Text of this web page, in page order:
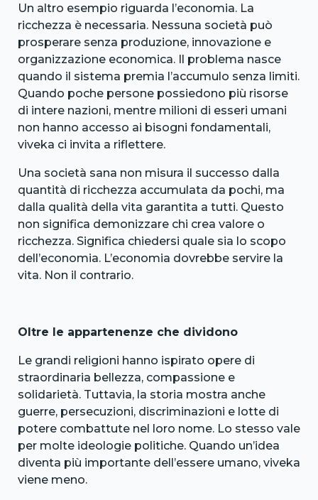
Un altro esempio riguarda l’economia. La
ricchezza è necessaria. Nessuna società può
prosperare senza produzione, innovazione e
organizzazione economica. Il problema nasce
quando il sistema premia l’accumulo senza limiti.
Quando poche persone possiedono più risorse
di intere nazioni, mentre milioni di esseri umani
non hanno accesso ai bisogni fondamentali,
viveka ci invita a riflettere.
Una società sana non misura il successo dalla
quantità di ricchezza accumulata da pochi, ma
dalla qualità della vita garantita a tutti. Questo
non significa demonizzare chi crea valore o
ricchezza. Significa chiedersi quale sia lo scopo
dell’economia. L’economia dovrebbe servire la
vita. Non il contrario.
Oltre le appartenenze che dividono
Le grandi religioni hanno ispirato opere di
straordinaria bellezza, compassione e
solidarietà. Tuttavia, la storia mostra anche
guerre, persecuzioni, discriminazioni e lotte di
potere combattute nel loro nome. Lo stesso vale
per molte ideologie politiche. Quando un’idea
diventa più importante dell’essere umano, viveka
viene meno.